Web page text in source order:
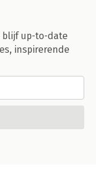
blijf up-to-date
inspirerende